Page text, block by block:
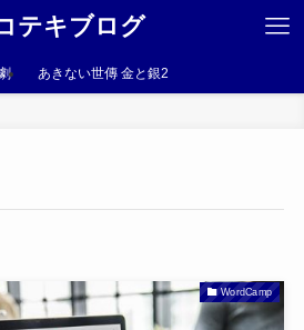
テキブログ
あきない世傳 金と銀2
WordCamp